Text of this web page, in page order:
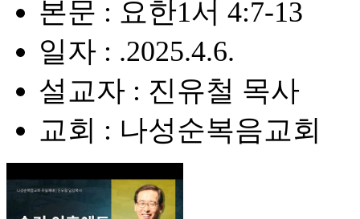
본문 : 요한1서 4:7-13
일자 : .2025.4.6.
설교자 : 진유철 목사
교회 : 나성순복음교회